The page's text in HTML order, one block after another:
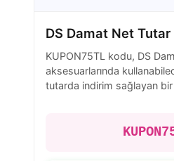
DS Damat Net
KUPON75TL kodu, DS
aksesuarlarında
tutarda indirim sağlayan bir